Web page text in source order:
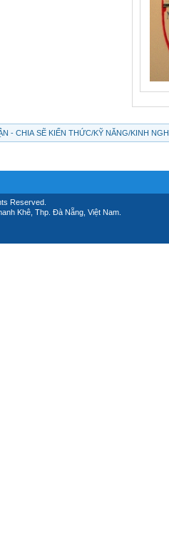
- CHIA SẼ KIẾN THỨC/KỸ NĂNG/KINH
Reserved.
Khê, Thp. Đà Nẵng, Việt Nam.